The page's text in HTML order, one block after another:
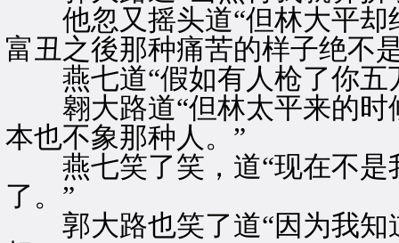
他忽又摇头道“但林大平却
富丑之後那种痛苦的样子绝不
燕七道“假如有人枪了你五
翱大路道“但林太平来的时
本也不象那种人。”
燕七笑了笑，道“现在不是
了。”
郭大路也笑了道“因为我知